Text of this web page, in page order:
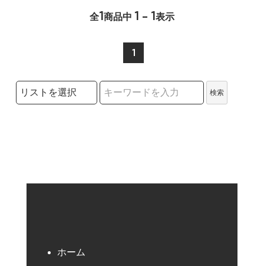
全1商品中 1 - 1表示
1
検索リストの選択
検索
ホーム